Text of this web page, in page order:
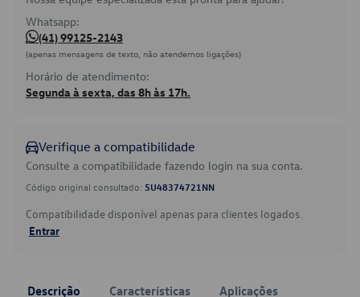
Whatsapp:
(41) 99125-2143
(apenas mensagens de texto, não atendemos ligações)
Horário de atendimento:
Segunda à sexta, das 8h às 17h.
Verifique a compatibilidade
Consulte a compatibilidade fazendo login na sua conta.
Código original consultado: 5U48374721NN
Compatibilidade disponível apenas para clientes logados.
Entrar
Descrição Características Aplicações